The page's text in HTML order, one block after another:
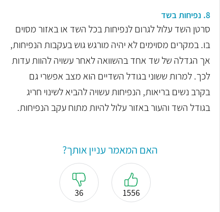
8. נפיחות בשד
סרטן השד עלול לגרום לנפיחות בכל השד או באזור מסוים
בו. במקרים מסוימים לא יהיה מורגש גוש בעקבות הנפיחות,
אך הגדלה של שד אחד בהשוואה לאחר עשויה להוות עדות
לכך. למרות ששוני בגודל השדיים הוא מצב אפשרי גם
בקרב נשים בריאות, הנפיחות עשויה להביא לשינוי חריג
בגודל השד והעור באזור עלול להיות מתוח עקב הנפיחות.
האם המאמר עניין אותך?
1556
36